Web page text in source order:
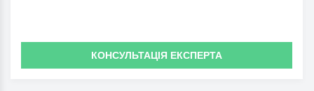
КОНСУЛЬТАЦІЯ ЕКСПЕРТА